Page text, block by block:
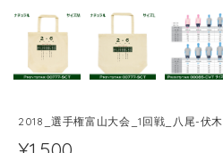
2018_選手権富山大会_1回戦_八尾-伏木